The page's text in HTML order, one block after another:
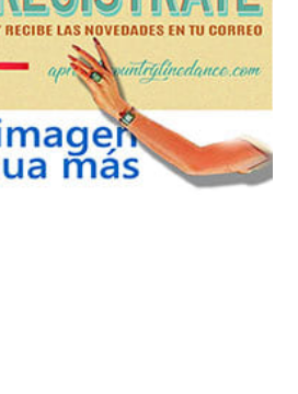
acceso completo a la web. Puedes
alfabético de vídeos tutoriales y
que más te apetezca. Recibirás en tu
las novedades tanto en el blog, como
cualquier momento puedes dar de baja
newsletter sin dejar de estar registrado.